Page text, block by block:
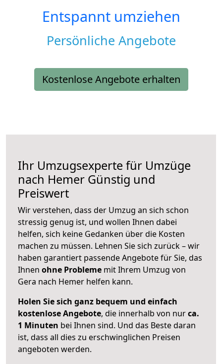
Entspannt umziehen
Persönliche Angebote
Kostenlose Angebote erhalten
Ihr Umzugsexperte für Umzüge
nach Hemer Günstig und
Preiswert
Wir verstehen, dass der Umzug an sich schon
stressig genug ist, und wollen Ihnen dabei
helfen, sich keine Gedanken über die Kosten
machen zu müssen. Lehnen Sie sich zurück – wir
haben garantiert passende Angebote für Sie, das
Ihnen ohne Probleme mit Ihrem Umzug von
Gera nach Hemer helfen kann.
Holen Sie sich ganz bequem und einfach
kostenlose Angebote, die innerhalb von nurca.
1 Minuten bei Ihnen sind. Und das Beste daran
ist, dass all dies zu erschwinglichen Preisen
angeboten werden.